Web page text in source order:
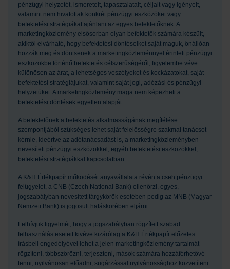
pénzügyi helyzetét, ismereteit, tapasztalatait, céljait vagy igényeit,
valamint nem hivatottak konkrét pénzügyi eszközöket vagy
befektetési stratégiákat ajánlani az egyes befektetőknek. A
marketingközlemény elsősorban olyan befektetők számára készült,
akiktől elvárható, hogy befektetési döntéseiket saját maguk, önállóan
hozzák meg és döntsenek a marketingközleménnyel érintett pénzügyi
eszközökbe történő befektetés célszerűségéről, figyelembe véve
különösen az árat, a lehetséges veszélyeket és kockázatokat, saját
befektetési stratégiájukat, valamint saját jogi, adózási és pénzügyi
helyzetüket. A marketingközlemény maga nem képezheti a
befektetési döntések egyetlen alapját.
A befektetőnek a befektetés alkalmasságának megítélése
szempontjából szükséges lehet saját felelősségre szakmai tanácsot
kérnie, ideértve az adótanácsadást is, a marketingközleményben
nevesített pénzügyi eszközökkel, egyéb befektetési eszközökkel,
befektetési stratégiákkal kapcsolatban.
A K&H Értékpapír működését anyavállalata révén a cseh pénzügyi
felügyelet, a CNB (Czech National Bank) ellenőrzi, egyes,
jogszabályban nevesített tárgykörök esetében pedig az MNB (Magyar
Nemzeti Bank) is jogosult hatáskörében eljárni.
Felhívjuk figyelmét, hogy a jogszabályban rögzített szabad
felhasználás eseteit kivéve kizárólag a K&H Értékpapír előzetes
írásbeli engedélyével lehet a jelen marketingközlemény tartalmát
rögzíteni, többszörözni, terjeszteni, mások számára hozzáférhetővé
tenni, nyilvánosan előadni, sugárzással nyilvánossághoz közvetíteni